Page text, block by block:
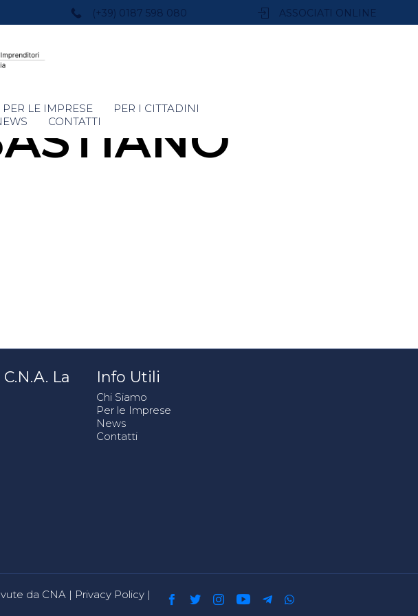
(+39) 0187 598 080 ASSOCIATI ONLINE
PER LE IMPRESE
PER I CITTADINI
CONTATTI
La
Info Utili
Chi Siamo
Per le Imprese
News
Contatti
da CNA | Privacy Policy |